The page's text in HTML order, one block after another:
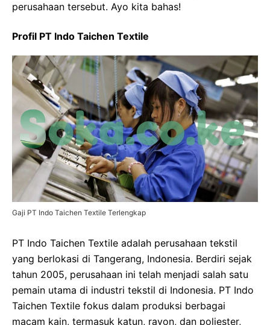
perusahaan tersebut. Ayo kita bahas!
Profil PT Indo Taichen Textile
Gaji PT Indo Taichen Textile Terlengkap
PT Indo Taichen Textile adalah perusahaan tekstil
yang berlokasi di Tangerang, Indonesia. Berdiri sejak
tahun 2005, perusahaan ini telah menjadi salah satu
pemain utama di industri tekstil di Indonesia. PT Indo
Taichen Textile fokus dalam produksi berbagai
macam kain, termasuk katun, rayon, dan poliester,